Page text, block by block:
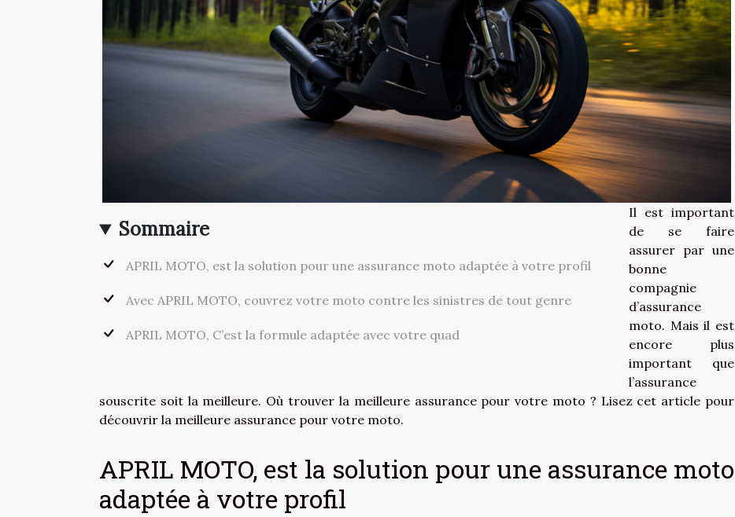
Sommaire
APRIL MOTO, est la solution pour une assurance moto adaptée à votre profil
Avec APRIL MOTO, couvrez votre moto contre les sinistres de tout genre
APRIL MOTO, C’est la formule adaptée avec votre quad
Il est important
de se faire
assurer par une
bonne
compagnie
d’assurance
moto. Mais il est
encore plus
important que
l’assurance
souscrite soit la meilleure. Où trouver la meilleure assurance pour votre moto ? Lisez cet article pour
découvrir la meilleure assurance pour votre moto.
APRIL MOTO, est la solution pour une assurance moto
adaptée à votre profil